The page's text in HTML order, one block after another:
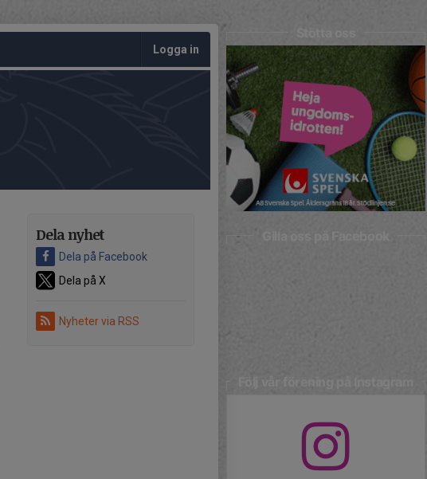
Logga in
Dela nyhet
Dela på Facebook
Dela på X
Nyheter via RSS
Gilla oss på Facebook